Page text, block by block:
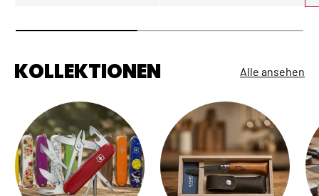
KOLLEKTIONEN Alle ansehen